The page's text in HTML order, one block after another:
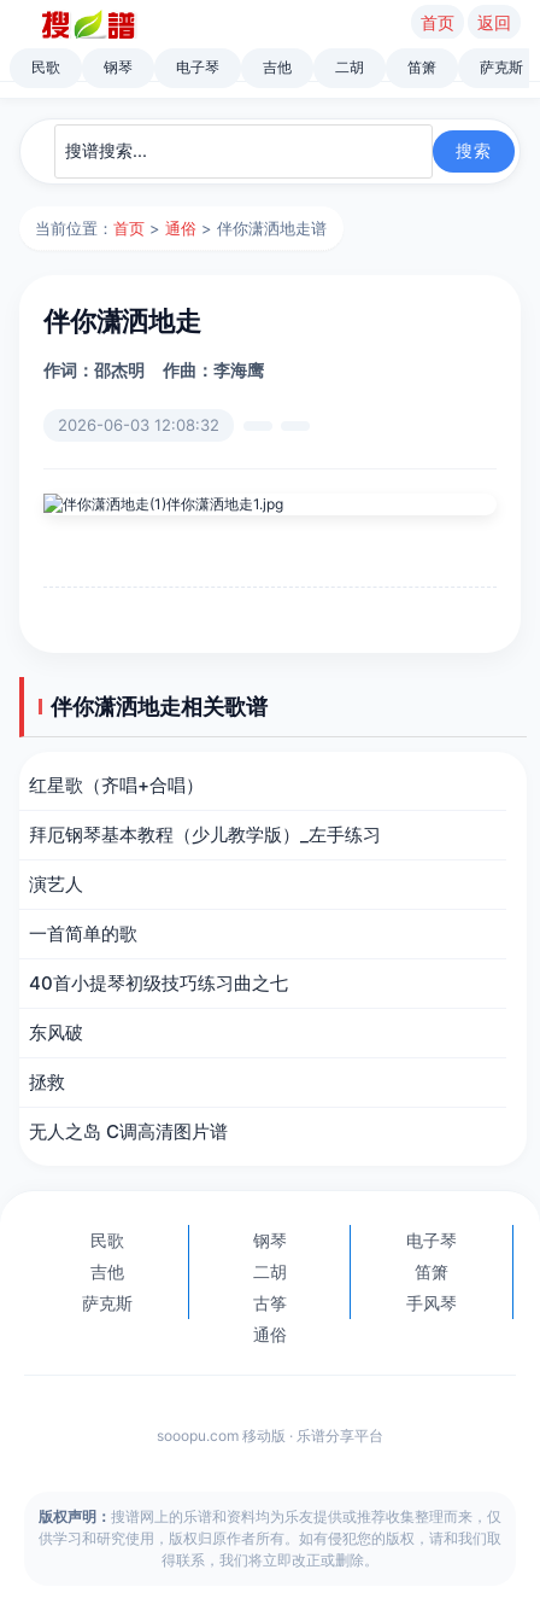
首页 返回
民歌 钢琴 电子琴 吉他 二胡 笛箫 萨克斯
当前位置：首页 >通俗 > 伴你潇洒地走谱
伴你潇洒地走
作词：邵杰明 作曲：李海鹰
2026-06-03 12:08:32
伴你潇洒地走相关歌谱
红星歌（齐唱+合唱）
拜厄钢琴基本教程（少儿教学版）_左手练习
演艺人
一首简单的歌
40首小提琴初级技巧练习曲之七
东风破
拯救
无人之岛 C调高清图片谱
民歌 钢琴
电子琴
吉他
二胡
笛箫
萨克斯
古筝
手风琴
通俗
sooopu.com 移动版 · 乐谱分享平台
版权声明： 搜谱网上的乐谱和资料均为乐友提供或推荐收集整理而来，仅
供学习和研究使用，版权归原作者所有。如有侵犯您的版权，请和我们取
得联系，我们将立即改正或删除。